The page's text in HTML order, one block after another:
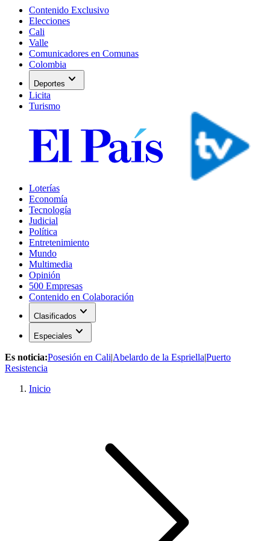
Contenido Exclusivo
Elecciones
Cali
Valle
Comunicadores en Comunas
Colombia
Deportes expand_more
Licita
Turismo
Loterías
Economía
Tecnología
Judicial
Política
Entretenimiento
Mundo
Multimedia
Opinión
500 Empresas
Contenido en Colaboración
Clasificados expand_more
Especiales expand_more
Es noticia:Posesión en Cali|Abelardo de la Espriella|Puerto
Resistencia
Inicio